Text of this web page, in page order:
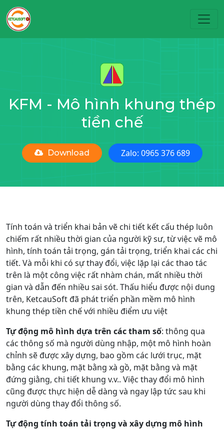
KFM - Mô hình khung thép
tiền chế
Download Zalo: 0965 376 689
Tính toán và triển khai bản vẽ chi tiết kết cấu thép luôn
chiếm rất nhiều thời gian của người kỹ sư, từ việc vẽ mô
hình, tính toán tải trọng, gán tải trọng, triển khai các chi
tiết. Và mỗi khi có sự thay đổi, việc lặp lại các thao tác
trên là một công việc rất nhàm chán, mất nhiều thời
gian và dẫn đến nhiều sai sót. Thấu hiểu được nội dung
trên, KetcauSoft đã phát triển phần mềm mô hình
khung thép tiền chế với nhiều điểm ưu việt
Tự động mô hình dựa trên các tham số: thông qua
các thông số mà người dùng nhập, một mô hình hoàn
chỉnh sẽ được xây dựng, bao gồm các lưới trục, mặt
bằng các khung, mặt bằng xà gồ, mặt bằng và mặt
đứng giằng, chi tiết khung v.v.. Việc thay đổi mô hình
cũng được thực hiện dễ dàng và ngay lập tức sau khi
người dùng thay đổi thông số.
Tự động tính toán tải trọng và xây dựng mô hình